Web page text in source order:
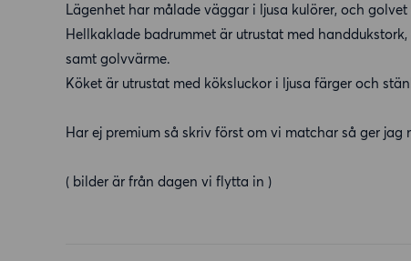
Lägenhet har målade väggar i ljusa kulörer, och
Hellkaklade badrummet är utrustat med
samt golvvärme.
Köket är utrustat med köksluckor i ljusa färger och
Har ej premium så skriv först om vi matchar så ger jag
( bilder är från dagen vi flytta in )